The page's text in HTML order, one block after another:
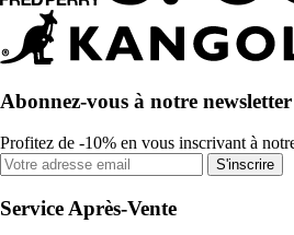
Abonnez-vous à notre newsletter
Profitez de -10% en vous inscrivant à
S'inscrire
Service Après-Vente